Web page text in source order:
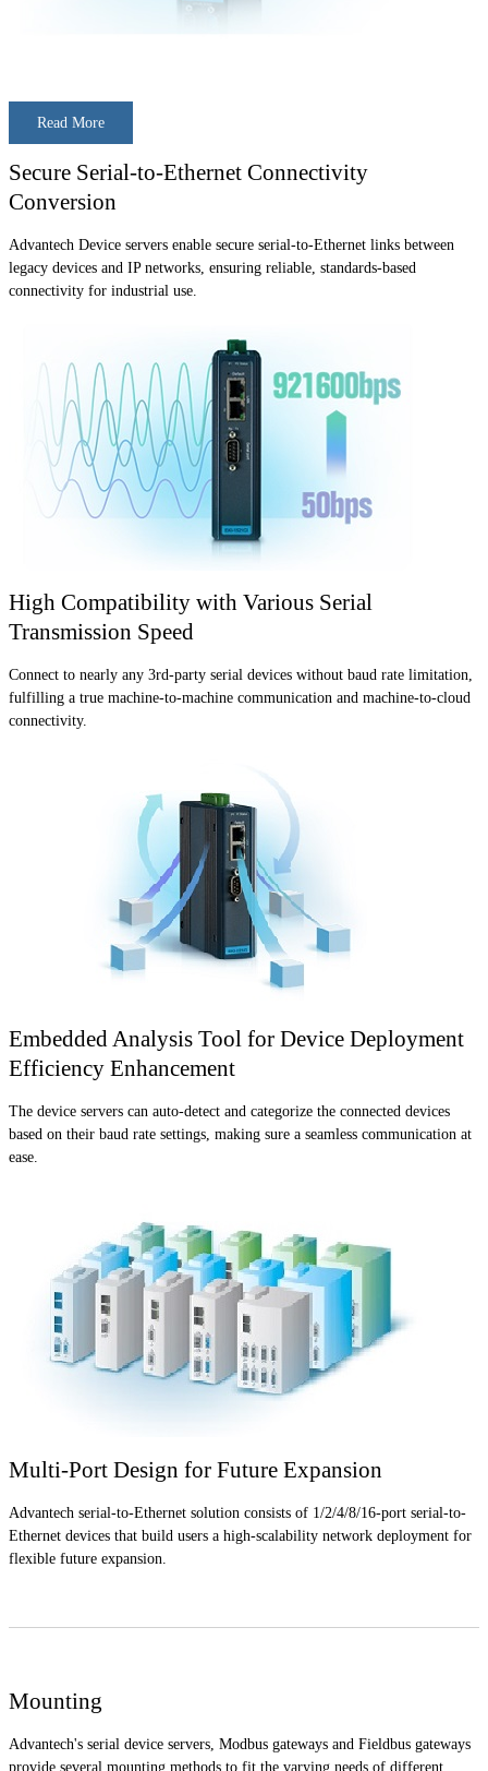
Read More
Secure Serial-to-Ethernet Connectivity
Conversion
Advantech Device servers enable secure serial-to-Ethernet links between
legacy devices and IP networks, ensuring reliable, standards-based
connectivity for industrial use.
High Compatibility with Various Serial
Transmission Speed
Connect to nearly any 3rd-party serial devices without baud rate limitation,
fulfilling a true machine-to-machine communication and machine-to-cloud
connectivity.
Embedded Analysis Tool for Device Deployment
Efficiency Enhancement
The device servers can auto-detect and categorize the connected devices
based on their baud rate settings, making sure a seamless communication at
ease.
Multi-Port Design for Future Expansion
Advantech serial-to-Ethernet solution consists of 1/2/4/8/16-port serial-to-
Ethernet devices that build users a high-scalability network deployment for
flexible future expansion.
Mounting
Advantech's serial device servers, Modbus gateways and Fieldbus gateways
provide several mounting methods to fit the varying needs of different